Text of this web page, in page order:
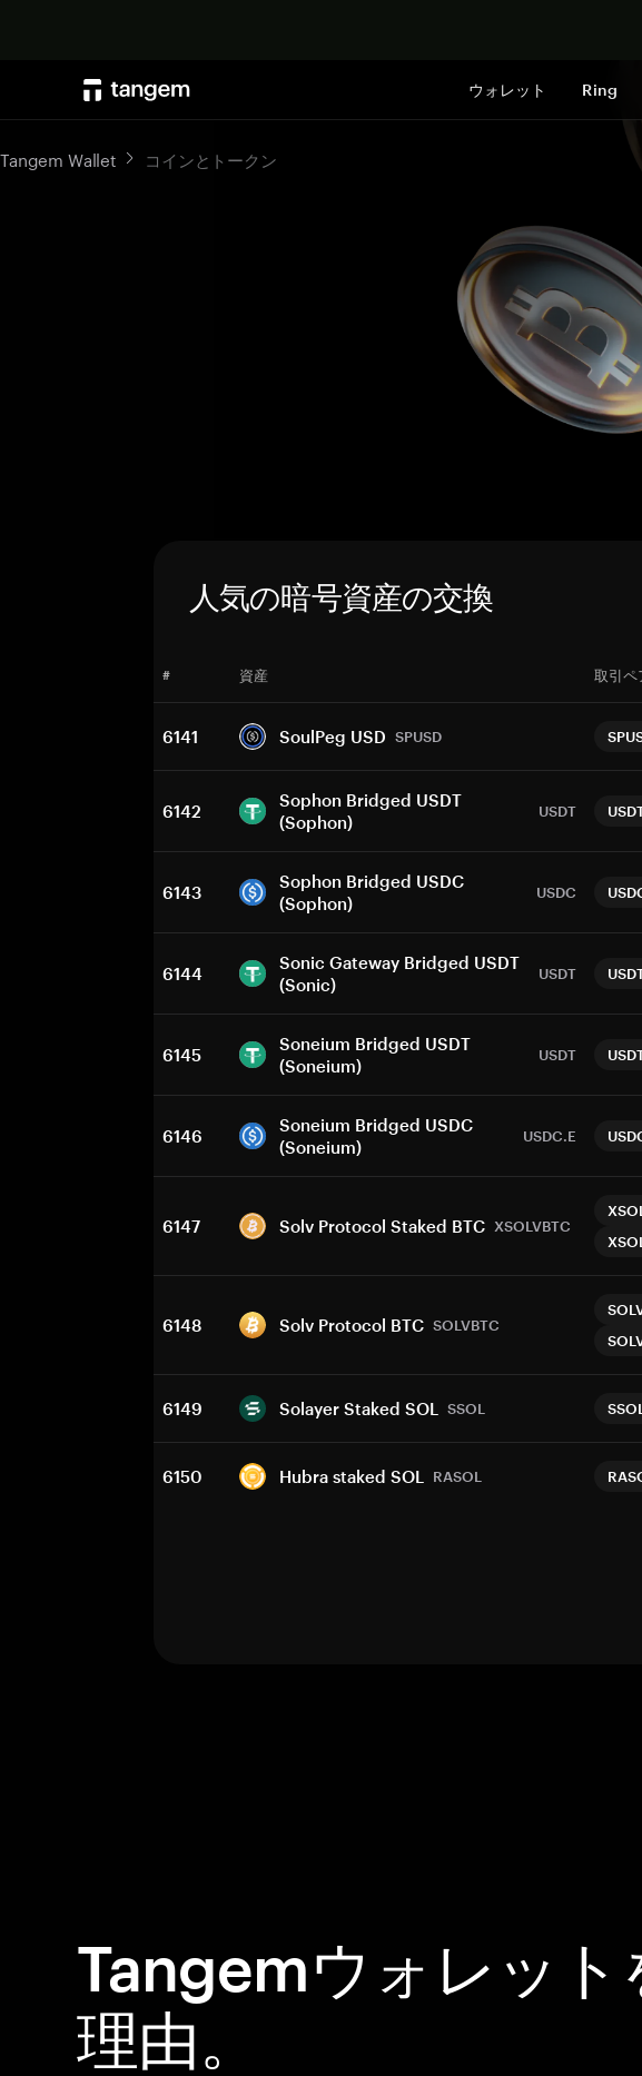
ウォレット Ring
Tangem Wallet コインとトークン
人気の暗号資産の交換
# 資産 取引ペ
6141 SoulPeg USD SPUSD
6142
Sophon Bridged USDT
(Sophon)
USDT
6143
Sophon Bridged USDC
(Sophon)
USDC
6144
Sonic Gateway Bridged USDT
(Sonic)
USDT
6145
Soneium Bridged USDT
(Soneium)
USDT
6146
Soneium Bridged USDC
(Soneium)
USDC.E
6147 Solv Protocol Staked BTC XSOLVBTC
6148 Solv Protocol BTC SOLVBTC
6149 Solayer Staked SOL SSOL SSOL
6150 Hubra staked SOL RASOL
Tangemウォレット
理由。